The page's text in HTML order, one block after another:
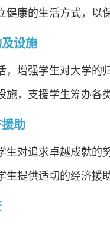
健康的生活方式，以
设施
，增强学生对大学的
施，支援学生筹办各
助
生对追求卓越成就的努
生提供适切的经济援助